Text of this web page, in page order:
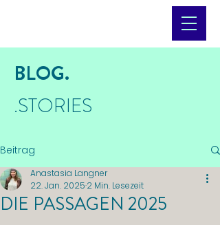
BLOG.
.STORIES
Beitrag
DIE PASSAGEN 2025
Anastasia Langner
22. Jan. 2025 2 Min. Lesezeit